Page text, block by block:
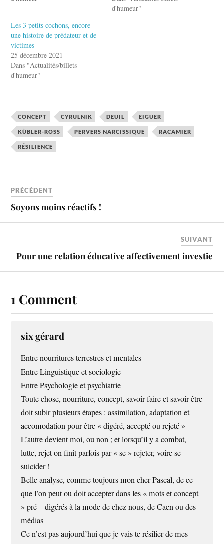
d'humeur"
Les 3 petits cochons, encore
une histoire de prédateur et de
victimes
25 décembre 2021
Dans "Actualités/billets
d'humeur"
CONCEPT CYRULNIK DEUIL EIGUER
KÜBLER-ROSS PERVERS NARCISSIQUE RACAMIER
RÉSILIENCE
PRÉCÉDENT
Soyons moins réactifs !
SUIVANT
Pour une relation éducative affectivement investie
1 Comment
six gérard
Entre nourritures terrestres et mentales
Entre Linguistique et sociologie
Entre Psychologie et psychiatrie
Toute chose, nourriture, concept, savoir faire et savoir être
doit subir plusieurs étapes : assimilation, adaptation et
accomodation pour être « digéré, accepté ou rejeté »
L’autre devient moi, ou non ; et lorsqu’il y a combat,
lutte, rejet on finit parfois par « se » rejeter, voire se
suicider !
Belle analyse, comme toujours mon cher Pascal, de ce
que l’on peut ou doit accepter dans les « mots et concept
» pré – digérés à la mode de chez nous, de Caen ou des
médias
Ce n’est pas aujourd’hui que je vais te résilier de mes